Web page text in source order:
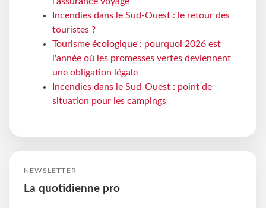
Incendies dans le Sud-Ouest : le retour des
touristes ?
Tourisme écologique : pourquoi 2026 est
l'année où les promesses vertes deviennent
une obligation légale
Incendies dans le Sud-Ouest : point de
situation pour les campings
NEWSLETTER
La quotidienne pro